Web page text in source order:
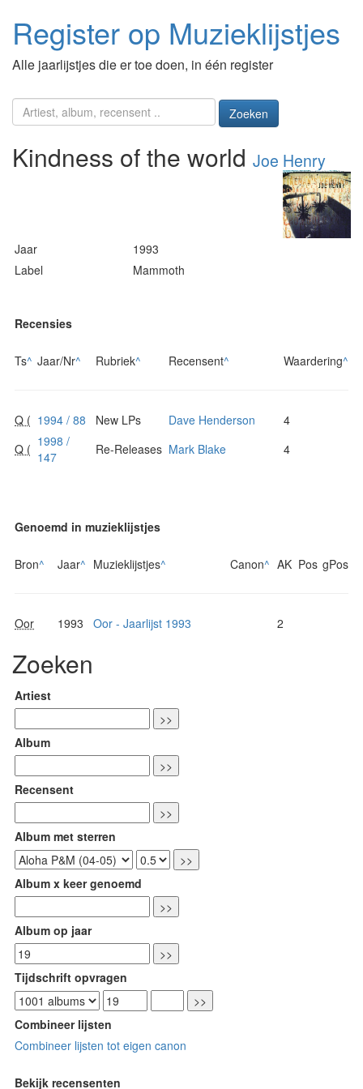
Register op Muzieklijstjes
Alle jaarlijstjes die er toe doen, in één register
Zoeken
Kindness of the world Joe Henry
Jaar
1993
Label
Mammoth
Recensies
Ts^ Jaar/Nr^ Rubriek^ Recensent^ Waardering^
Q ( 1994 / 88 New LPs Dave Henderson
4
Q ( 1998 /
147
Re-Releases Mark Blake 4
Genoemd in muzieklijstjes
Bron^ Jaar^ Muzieklijstjes^ Canon^ AK Pos gPos
Oor 1993 Oor - Jaarlijst 1993 2
Zoeken
Artiest
Album
Recensent
Album met sterren
Album x keer genoemd
Album op jaar
Tijdschrift opvragen
Combineer lijsten
Combineer lijsten tot eigen canon
Bekijk recensenten